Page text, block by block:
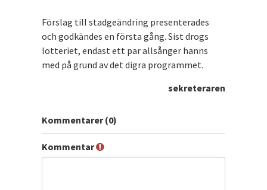
Förslag till stadgeändring presenterades
och godkändes en första gång. Sist drogs
lotteriet, endast ett par allsånger hanns
med på grund av det digra programmet.
sekreteraren
Kommentarer (0)
Kommentar